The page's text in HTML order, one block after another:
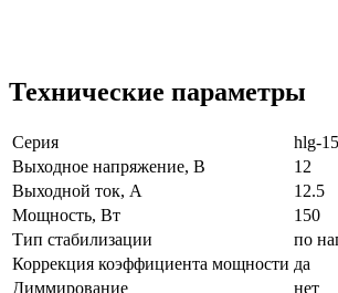
Технические параметры
Серия
hlg-
Выходное напряжение, В
12
Выходной ток, А
12.5
Мощность, Вт
150
Тип стабилизации
по
Коррекция коэффициента мощности да
Диммирование
нет